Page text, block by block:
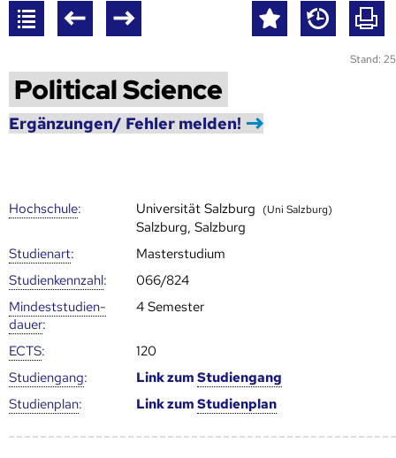
Stand:
Political Science
Ergänzungen/ Fehler melden!
Hoch­schule: Universität Salzburg (Uni Salzburg)
Salzburg, Salzburg
Studienart:
Masterstudium
Studien­kenn­zahl:
066/824
Mindest­studien­
dauer:
4 Semester
ECTS:
120
Studien­gang: Link zumStudien­gang
Studien­plan: Link zumStudien­plan